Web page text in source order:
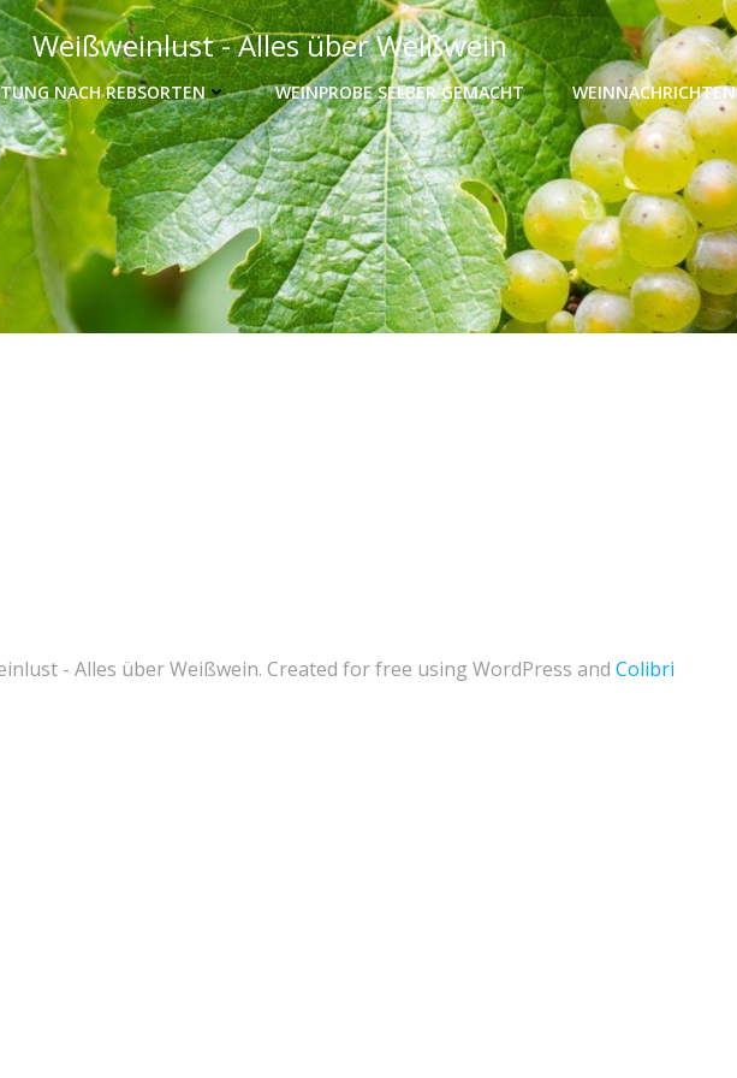
Weißweinlust - Alles über Weißwein
NACH REBSORTEN WEINPROBE SELBER GEMACHT WEINNACHRICHTEN
- Alles über Weißwein. Created for free using WordPress and Colibri